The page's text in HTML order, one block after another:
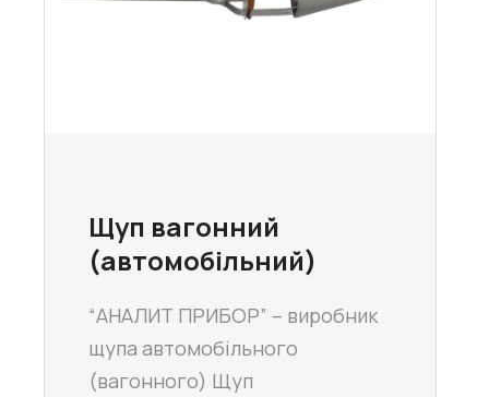
Щуп вагонний
(автомобільний)
“АНАЛИТ ПРИБОР” – виробник
щупа автомобільного
(вагонного) Щуп